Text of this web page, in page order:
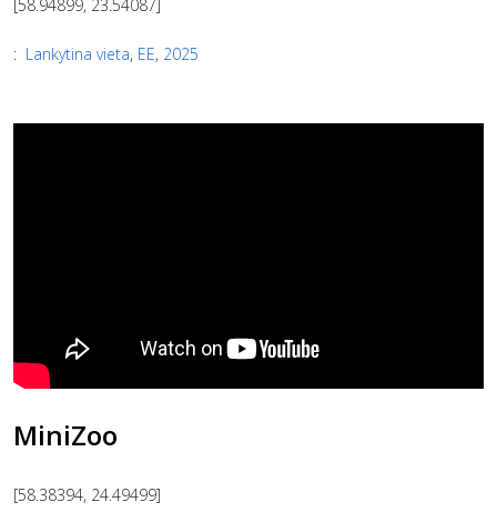
[58.94899, 23.54087]
: Lankytina vieta, EE, 2025
MiniZoo
[58.38394, 24.49499]